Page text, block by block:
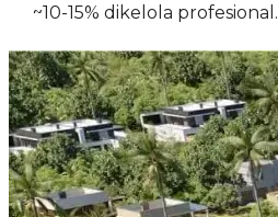
~10-15% dikelola profesional.